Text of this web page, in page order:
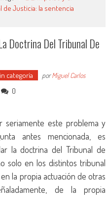
de Justicia: la sentencia
Doctrina Del Tribunal De
categoría porMiguel Carlos
0
seriamente este problema y
antes mencionada, es
la doctrina del Tribunal de
solo en los distintos tribunal
la propia actuación de otras
de la propia